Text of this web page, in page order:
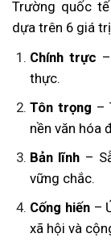
Trường quốc
dựa trên 6 giá
Chính trực
thực.
Tôn trọng –
nền văn hóa
Bản lĩnh –
vững chắc.
Cống hiến–
xã hội và